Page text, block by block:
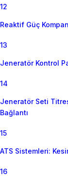
12
Reaktif Güç
13
Jeneratör Kontrol
14
Jeneratör Seti
Bağlantı
15
ATS Sistemleri:
16